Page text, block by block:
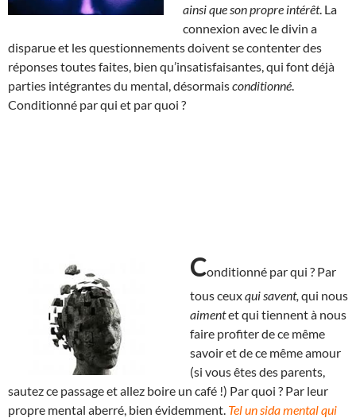
ainsi que son propre intérêt. La
connexion avec le divin a
disparue et les questionnements doivent se contenter des
réponses toutes faites, bien qu’insatisfaisantes, qui font déjà
parties intégrantes du mental, désormaisconditionné
Conditionné par qui et par quoi ?
Conditionné par qui ? Par
tous ceuxqui savent, qui nous
aimentet qui tiennent à nous
faire profiter de ce même
savoir et de ce même amour
(si vous êtes des parents,
sautez ce passage et allez boire un café !) Par quoi ? Par leur
propre mental aberré, bien évidemment. Tel un sida mental qui